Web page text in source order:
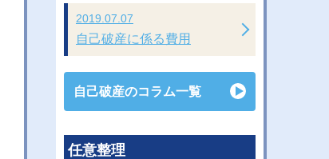
2019.07.07
自己破産に係る費用
自己破産のコラム一覧
任意整理